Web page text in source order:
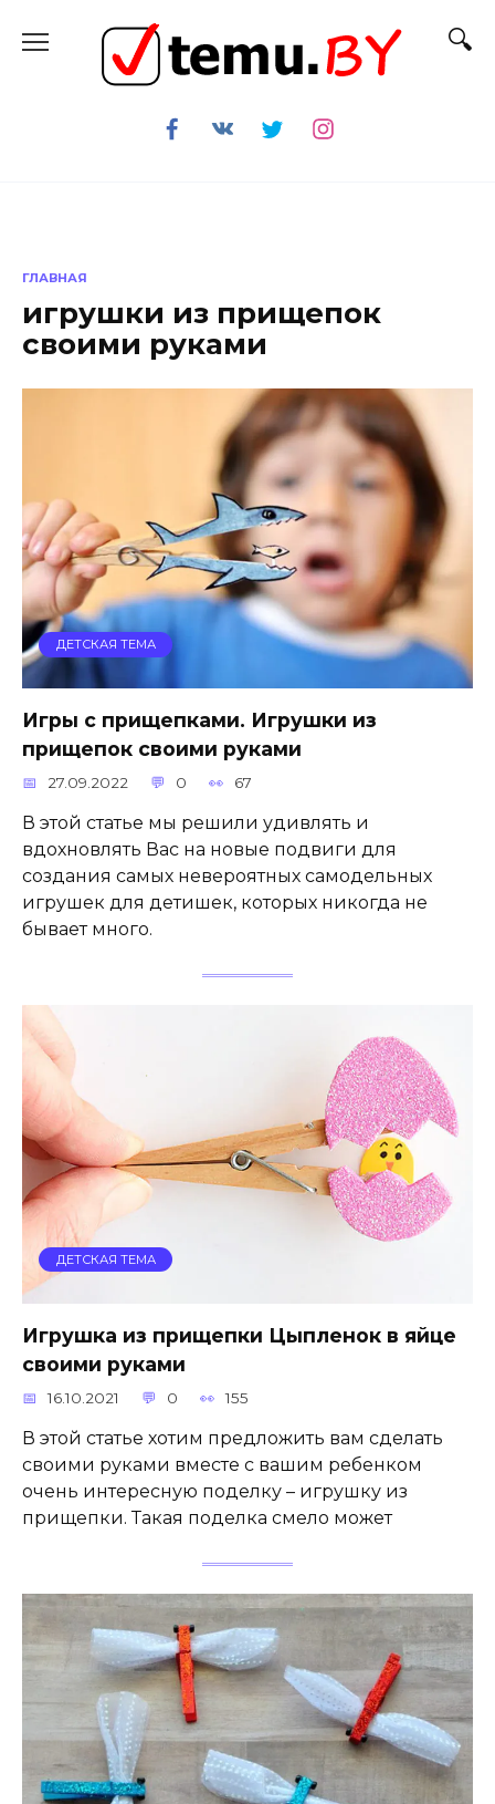
содержанию
ГЛАВНАЯ
игрушки из прищепок
своими руками
ДЕТСКАЯ ТЕМА
Игры с прищепками. Игрушки из
прищепок своими руками
27.09.2022 0 67
В этой статье мы решили удивлять и
вдохновлять Вас на новые подвиги для
создания самых невероятных самодельных
игрушек для детишек, которых никогда не
бывает много.
ДЕТСКАЯ ТЕМА
Игрушка из прищепки Цыпленок в яйце
своими руками
16.10.2021 0 155
В этой статье хотим предложить вам сделать
своими руками вместе с вашим ребенком
очень интересную поделку – игрушку из
прищепки. Такая поделка смело может